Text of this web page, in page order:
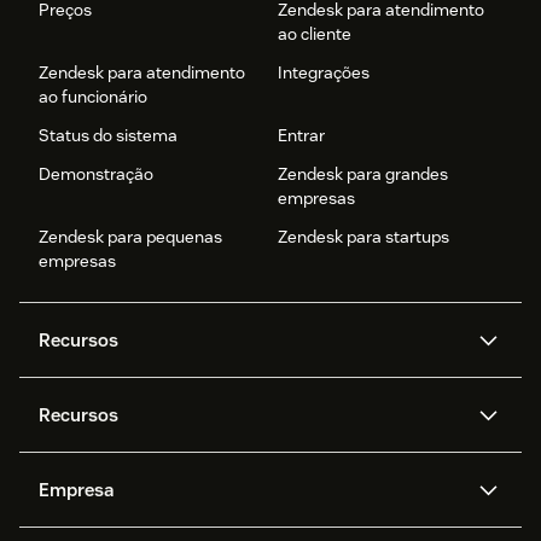
Preços
Zendesk para atendimento
ao cliente
Zendesk para atendimento
ao funcionário
Integrações
Status do sistema
Entrar
Demonstração
Zendesk para grandes
empresas
Zendesk para pequenas
empresas
Zendesk para startups
Recursos
Zendesk AI
Mensagens e chat em tempo
real
Privacidade e proteção de
Recursos
API e desenvolvedores
Empresa